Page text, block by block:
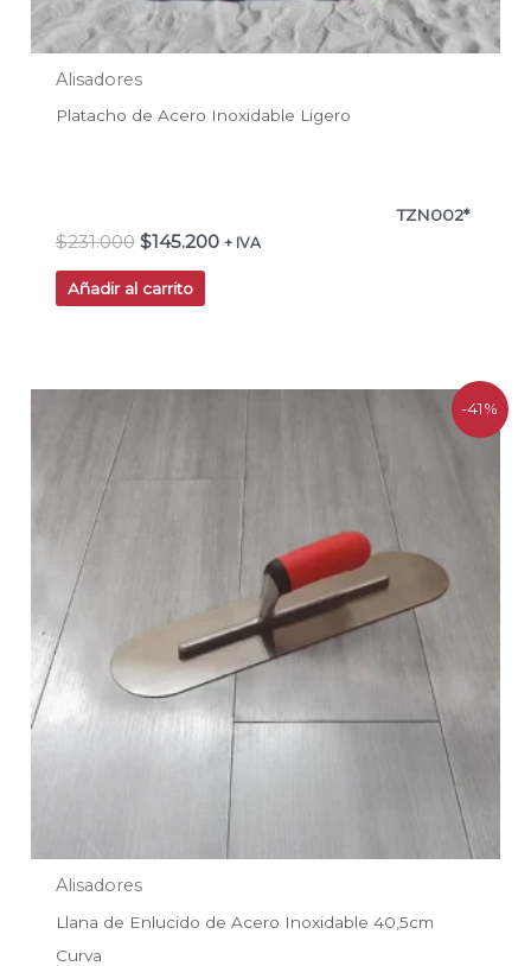
Alisadores
Platacho de Acero Inoxidable Ligero
TZN002*
$231.000 $145.200 + IVA
Añadir al carrito
-41%
Alisadores
Llana de Enlucido de Acero Inoxidable 40,5cm
Curva
$19.319.